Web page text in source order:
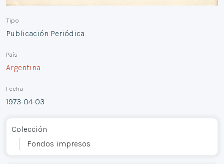
Tipo
Publicación Periódica
País
Argentina
Fecha
1973-04-03
Colección
Fondos impresos